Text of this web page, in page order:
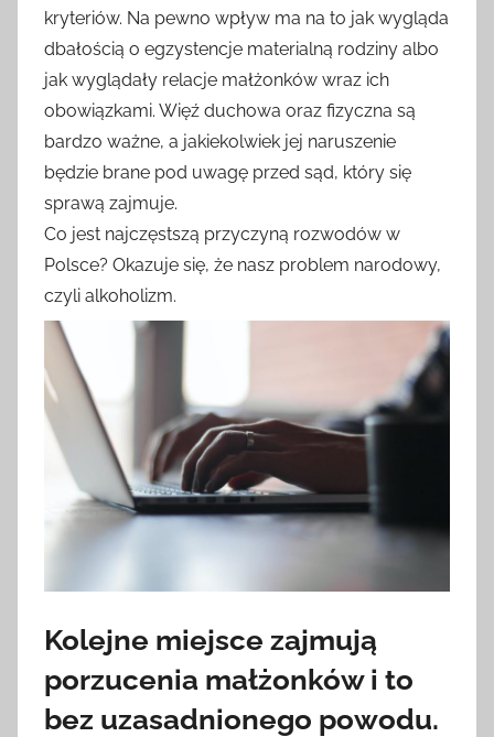
kryteriów. Na pewno wpływ ma na to jak wygląda
dbałością o egzystencje materialną rodziny albo
jak wyglądały relacje małżonków wraz ich
obowiązkami. Więź duchowa oraz fizyczna są
bardzo ważne, a jakiekolwiek jej naruszenie
będzie brane pod uwagę przed sąd, który się
sprawą zajmuje.
Co jest najczęstszą przyczyną rozwodów w
Polsce? Okazuje się, że nasz problem narodowy,
czyli alkoholizm.
Kolejne miejsce zajmują
porzucenia małżonków i to
bez uzasadnionego powodu.